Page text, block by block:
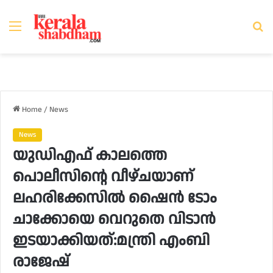
Menu
Home / News
News
യുഡിഎഫ് കാലത്തെ
പൊലീസിൻ്റെ വീഴ്ചയാണ്
ലഹരിക്കേസിൽ ഷൈൻ ടോം
ചാക്കോയെ വെറുതെ വിടാൻ
ഇടയാക്കിയത്:മന്ത്രി എംബി
രാജേഷ്